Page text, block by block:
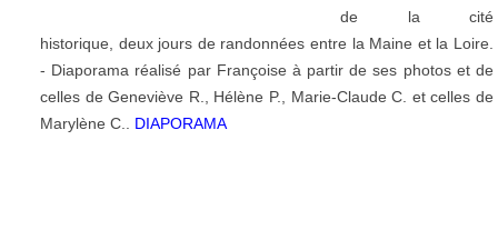
de la cité
historique, deux jours de randonnées entre la Maine et la Loire.
- Diaporama réalisé par Françoise à partir de ses photos et de
celles de Geneviève R., Hélène P., Marie-Claude C. et celles de
Marylène C.. DIAPORAMA